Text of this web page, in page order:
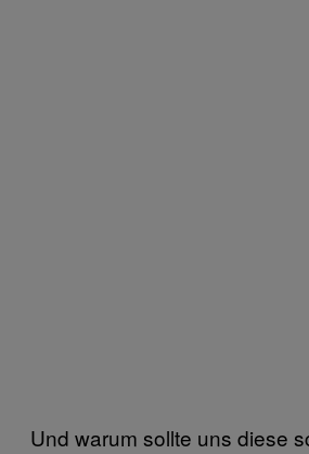
Und warum sollte uns diese